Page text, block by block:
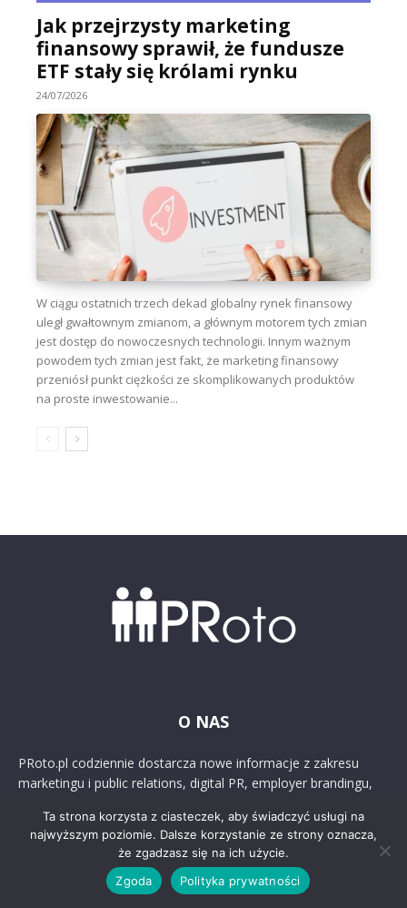
Jak przejrzysty marketing
finansowy sprawił, że fundusze
ETF stały się królami rynku
24/07/2026
W ciągu ostatnich trzech dekad globalny rynek finansowy
uległ gwałtownym zmianom, a głównym motorem tych zmian
jest dostęp do nowoczesnych technologii. Innym ważnym
powodem tych zmian jest fakt, że marketing finansowy
przeniósł punkt ciężkości ze skomplikowanych produktów
na proste inwestowanie...
O NAS
PRoto.pl codziennie dostarcza nowe informacje z zakresu
marketingu i public relations, digital PR, employer brandingu,
wiadomości, przekrojowe artykuły, przykłady najciekawszych
kampanii, wywiady oraz badania, wspierając rozwój branży
komunikacji marketingowej od 2004 roku.
Ta strona korzysta z ciasteczek, aby świadczyć usługi na
najwyższym poziomie. Dalsze korzystanie ze strony oznacza,
że zgadzasz się na ich użycie.
Zgoda
Polityka prywatności